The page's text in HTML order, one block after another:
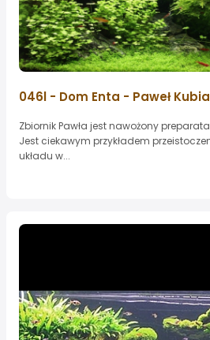
046l - Dom Enta - Paweł
Zbiornik Pawła jest nawożony
Jest ciekawym przykładem
układu w...